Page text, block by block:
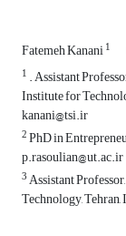
Fatemeh Kanani1
1 . Assistant
Institute for
kanani@tsi.ir
2PhD in
p.rasoulian@ut.ac.ir
3Assistant
Technology,